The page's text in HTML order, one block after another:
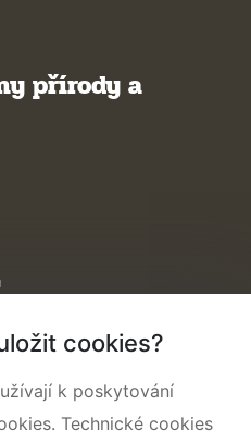
přírody a
cookies?
k poskytování
Technické cookies